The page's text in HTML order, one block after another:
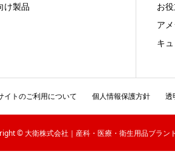
け製品
お
ア
キ
イトのご利用について 個人情報保護方針 透
© 大衛株式会社｜産科・医療・衛生用品ブラン